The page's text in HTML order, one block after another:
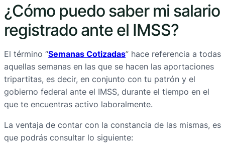
¿Cómo puedo saber mi salario
registrado ante el IMSS?
El término “Semanas Cotizadas” hace referencia a todas
aquellas semanas en las que se hacen las aportaciones
tripartitas, es decir, en conjunto con tu patrón y el
gobierno federal ante el IMSS, durante el tiempo en el
que te encuentras activo laboralmente.
La ventaja de contar con la constancia de las mismas, es
que podrás consultar lo siguiente: